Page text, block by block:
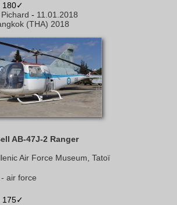
180✓
- 11.01.2018
(THA) 2018
AB-47J-2 Ranger
Air Force Museum, Tatoï
air force
175✓